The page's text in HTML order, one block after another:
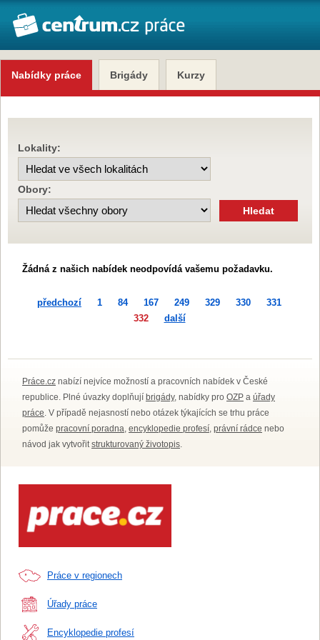
Nabídky práce Brigády Kurzy
Lokality:
Obory:
Žádná z našich nabídek neodpovídá vašemu požadavku.
předchozí 1 84 167 249 329 330
331
332
další
Práce.cz nabízí nejvíce možností a pracovních nabídek v České
republice. Plné úvazky doplňují brigády, nabídky pro OZP a úřady
práce. V případě nejasností nebo otázek týkajících se trhu práce
pomůže pracovní poradna, encyklopedie profesí, právní rádce nebo
návod jak vytvořitstrukturovaný životopis.
Práce v regionech
Úřady práce
Encyklopedie profesí